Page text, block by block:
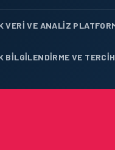
VE ANALIZ
BILGILENDIRME VE